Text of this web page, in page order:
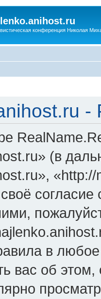
конференция Николая
-
(в
в
вас об